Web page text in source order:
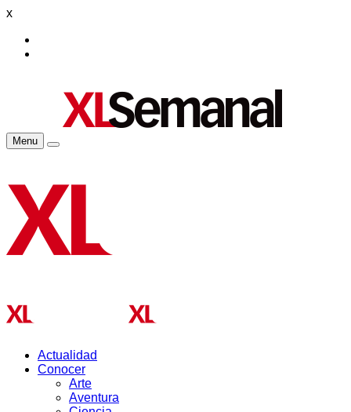
x
Menu
Actualidad
Conocer
Arte
Aventura